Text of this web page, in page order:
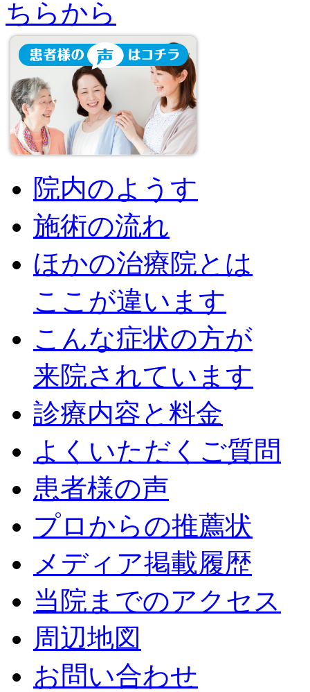
院内のようす
施術の流れ
ほかの治療院とは
ここが違います
こんな症状の方が
来院されています
診療内容と料金
よくいただくご質問
患者様の声
プロからの推薦状
メディア掲載履歴
当院までのアクセス
周辺地図
お問い合わせ